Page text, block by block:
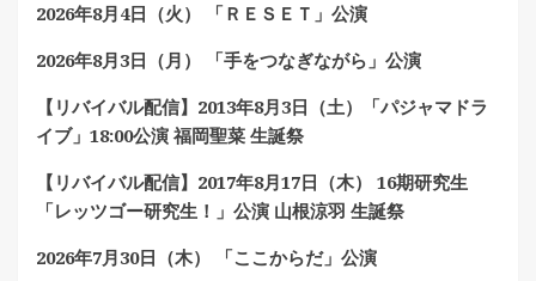
2026年8月4日（火） 「ＲＥＳＥＴ」公演
2026年8月3日（月） 「手をつなぎながら」公演
【リバイバル配信】2013年8月3日（土）「パジャマドラ
イブ」18:00公演 福岡聖菜 生誕祭
【リバイバル配信】2017年8月17日（木） 16期研究生
「レッツゴー研究生！」公演 山根涼羽 生誕祭
2026年7月30日（木） 「ここからだ」公演